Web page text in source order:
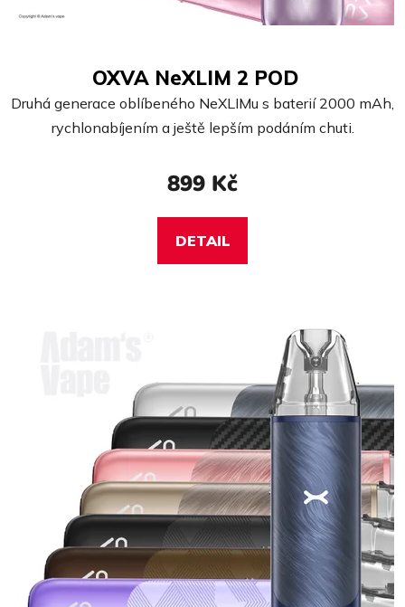
OXVA NeXLIM 2 POD
Druhá generace oblíbeného NeXLIMu s baterií 2000 mAh,
rychlonabíjením a ještě lepším podáním chuti.
899 Kč
DETAIL